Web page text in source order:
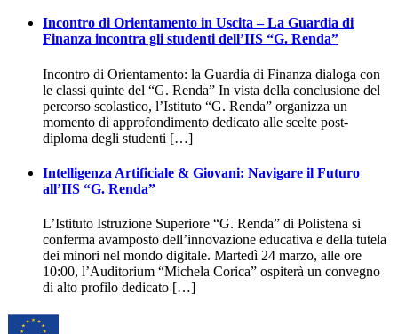
Incontro di Orientamento in Uscita – La Guardia di
Finanza incontra gli studenti dell’IIS “G. Renda”
Incontro di Orientamento: la Guardia di Finanza dialoga con
le classi quinte del “G. Renda” In vista della conclusione del
percorso scolastico, l’Istituto “G. Renda” organizza un
momento di approfondimento dedicato alle scelte post-
diploma degli studenti […]
Intelligenza Artificiale & Giovani: Navigare il Futuro
all’IIS “G. Renda”
L’Istituto Istruzione Superiore “G. Renda” di Polistena si
conferma avamposto dell’innovazione educativa e della tutela
dei minori nel mondo digitale. Martedì 24 marzo, alle ore
10:00, l’Auditorium “Michela Corica” ospiterà un convegno
di alto profilo dedicato […]